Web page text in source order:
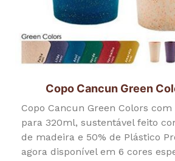
Copo Cancun Green
Copo Cancun Green Colors com
para 320ml, sustentável feito
de madeira e 50% de Plástico
agora disponível em 6 cores